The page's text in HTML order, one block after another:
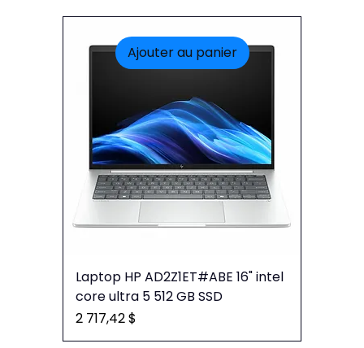
Ajouter au panier
Laptop HP AD2Z1ET#ABE 16" intel
core ultra 5 512 GB SSD
Prix
2 717,42 $